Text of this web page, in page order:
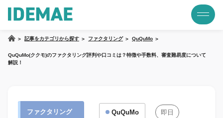
記事をカテゴリから探す ファクタリング QuQuMo
QuQuMo(ククモ)のファクタリング評判や口コミは？特徴や手数料、審査難易度について
解説！
ファクタリング QuQuMo 即日